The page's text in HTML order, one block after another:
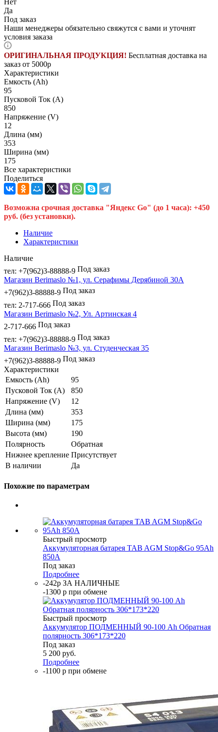
Да
Под заказ
Наши менеджеры обязательно свяжутся с вами и уточнят
условия заказа
ОРИГИНАЛЬНАЯ ПРОДУКЦИЯ! Бесплатная доставка на
заказ от 5000р
Характеристики
Емкость (Ah)
95
Пусковой Ток (A)
850
Напряжение (V)
12
Длина (мм)
353
Ширина (мм)
175
Все характеристики
Поделиться
Возможна срочная доставка "Яндекс Go" (до 1 часа): +450
руб. (без установки).
Наличие
Характеристики
Наличие
тел: +7(962)3-88888-9 Под заказ
Магазин Berimaslo №1, ул. Серафимы Дерябиной 30А
+7(962)3-88888-9 Под заказ
тел: 2-717-666 Под заказ
Магазин Berimaslo №2, Ул. Артинская 4
2-717-666 Под заказ
тел: +7(962)3-88888-9 Под заказ
Магазин Berimaslo №3, ул. Студенческая 35
+7(962)3-88888-9 Под заказ
Характеристики
Емкость (Ah)
95
Пусковой Ток (A)
850
Напряжение (V)
12
Длина (мм)
353
Ширина (мм)
175
Высота (мм)
190
Полярность
Обратная
Нижнее крепление Присутствует
В наличии
Да
Похожие по параметрам
Быстрый просмотр
Аккумуляторная батарея TAB AGM Stop&Go 95Ah
850A
Под заказ
Подробнее
-242р ЗА НАЛИЧНЫЕ
-1300 р при обмене
Быстрый просмотр
Аккумулятор ПОДМЕННЫЙ 90-100 Ah Обратная
полярность 306*173*220
Под заказ
5 200 руб.
Подробнее
-1100 р при обмене